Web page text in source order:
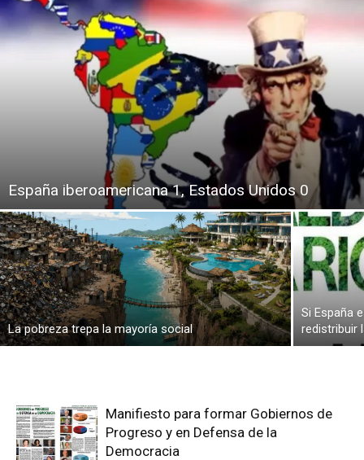
España iberoamericana 1, Estados Unidos 0
La pobreza trepa la mayoría social
Si España
redistribuir
Manifiesto para formar Gobiernos de
Progreso y en Defensa de la
Democracia